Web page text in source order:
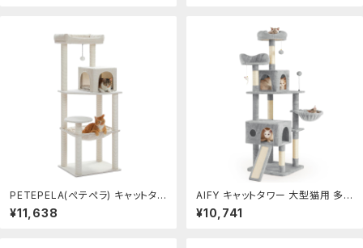
リア リビング・寝室用 組み立て簡
単 お手入れ楽 日本語説明書付 ナ
ン 手編みカゴ クリアボウル 木登り
多頭飼い 子猫 キャットツリー 猫
PETEPELA(ぺテぺラ) キャットタワ
ー 猫タワー スリム 大型猫用 据え
置き 麻生地 省スペース 綿紐 冬夏
¥11,638
AIFY キャットタワー 大型猫用 多
頭飼い 省スペース スリム 据え置き
安定強化構造 ハンモック付き 隠れ
¥10,741